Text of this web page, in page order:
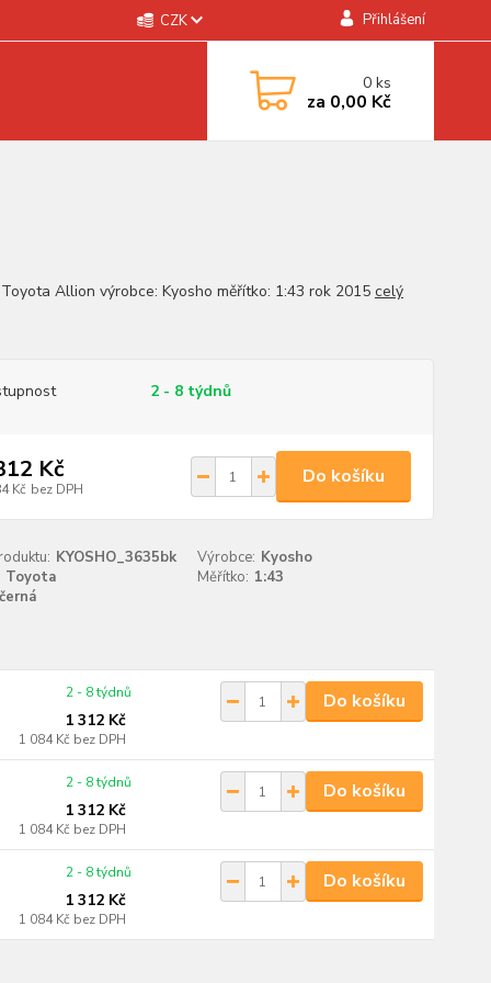
CZK Přihlášení
0ks
za 0,00 Kč
Allion výrobce: Kyosho měřítko: 1:43 rok 2015 celý
2 - 8 týdnů
Kč
Kč bez DPH
Do košíku
KYOSHO_3635bk Výrobce: Kyosho
Toyota
Měřítko: 1:43
1 312 Kč
1 084 Kč bez DPH
2 - 8 týdnů Do košíku
1 312 Kč
1 084 Kč bez DPH
2 - 8 týdnů Do košíku
1 312 Kč
1 084 Kč bez DPH
2 - 8 týdnů Do košíku